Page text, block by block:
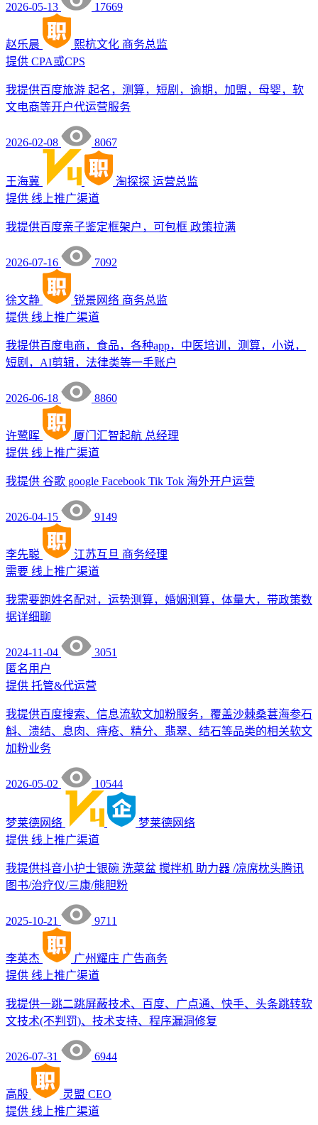
2026-05-13 17669
赵乐晨 熙杭文化 商务总监
提供 CPA或CPS
我提供百度旅游 起名，测算，短剧，逾期，加盟，母婴，软
文电商等开户代运营服务
2026-02-08 8067
王海冀 淘探探 运营总监
提供 线上推广渠道
我提供百度亲子鉴定框架户，可包框 政策拉满
2026-07-16 7092
徐文静 锐景网络 商务总监
提供 线上推广渠道
我提供百度电商，食品，各种app，中医培训，测算，小说，
短剧，AI剪辑，法律类等一手账户
2026-06-18 8860
许鹭晖 厦门汇智起航 总经理
提供 线上推广渠道
我提供 谷歌 google Facebook Tik Tok 海外开户运营
2026-04-15 9149
李先聪 江苏互旦 商务经理
需要 线上推广渠道
我需要跑姓名配对，运势测算，婚姻测算，体量大，带政策数
据详细聊
2024-11-04
3051
匿名用户
提供 托管&代运营
我提供百度搜索、信息流软文加粉服务，覆盖沙棘桑葚海参石
斛、溃结、息肉、痔疮、精分、翡翠、结石等品类的相关软文
加粉业务
2026-05-02 10544
梦莱德网络
梦莱德网络
提供 线上推广渠道
我提供抖音小护士银碗 洗菜盆 搅拌机 助力器 /凉席枕头腾讯
图书/治疗仪/三康/熊胆粉
2025-10-21 9711
李英杰 广州耀庄 广告商务
提供 线上推广渠道
我提供一跳二跳屏蔽技术、百度、广点通、快手、头条跳转软
文技术(不判罚)、技术支持、程序漏洞修复
2026-07-31 6944
高殷 灵盟 CEO
提供 线上推广渠道